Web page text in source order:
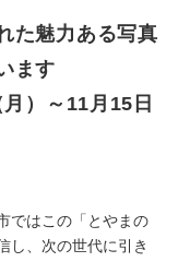
た魅力ある写真
ます
）～11月15日
ではこの「とやまの
し、次の世代に引き